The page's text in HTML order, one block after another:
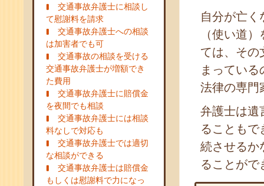
交通事故弁護士に相談し
て慰謝料を請求
交通事故弁護士への相談
は加害者でも可
交通事故の相談を受ける
交通事故弁護士が増額でき
た費用
交通事故弁護士に賠償金
を夜間でも相談
交通事故弁護士には相談
料なしで対応も
交通事故弁護士では適切
な相談ができる
交通事故弁護士は賠償金
もしくは慰謝料で力になっ
自分が亡く
（使い道
ては、その
まってい
法律の専門
弁護士は遺
ることもで
続させるか
ることがで